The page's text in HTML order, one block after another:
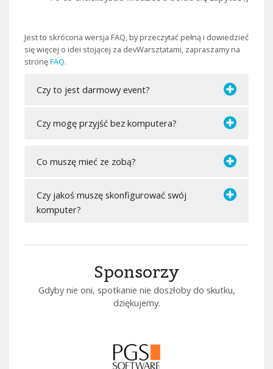
Jest to skrócona wersja FAQ, by przeczytać pełną i dowiedzieć
się więcej o idei stojącej za devWarsztatami, zapraszamy na
stronęFAQ.
Czy to jest darmowy event?
Czy mogę przyjść bez komputera?
Co muszę mieć ze zobą?
Czy jakoś muszę skonfigurować swój
komputer?
Sponsorzy
Gdyby nie oni, spotkanie nie doszłoby do skutku,
dziękujemy.